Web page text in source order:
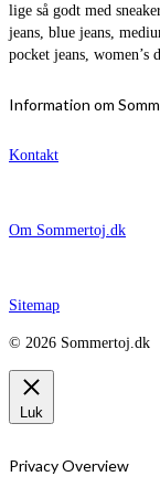
lige så godt med
jeans, blue jeans,
pocket jeans, women’s
Information om
Kontakt
Om Sommertoj.dk
Sitemap
© 2026 Sommertoj.dk
Luk
Privacy Overview